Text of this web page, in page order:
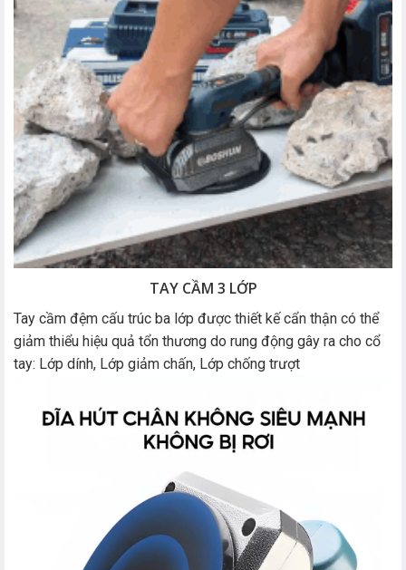
TAY CẦM 3 LỚP
Tay cầm đệm cấu trúc ba lớp được thiết kế cẩn thận có thể
giảm thiểu hiệu quả tổn thương do rung động gây ra cho cổ
tay: Lớp dính, Lớp giảm chấn, Lớp chống trượt